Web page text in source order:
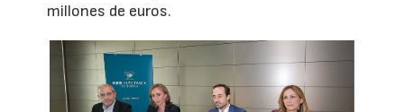
millones de euros.